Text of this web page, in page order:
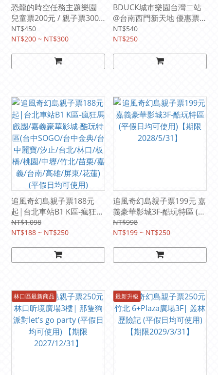
恐龍的時空任務主題樂園
兒童票200元 / 親子票300
元 (2026/6/12 ～ 8/30 新北
裕隆城|誠品生活新店3樓
NT$450
NT$200 ~ NT$300
BDUCK城市樂園台灣二站
@台南西門新天地 優惠票
250元 (即日起 ～
2026/9/13台南新光三越西
NT$540
NT$250
追風奇幻島親子票188元
起|台北車站B1 K區-瘋狂馬
戲團/嘉義豪華影城-酷玩特
區(台中SOGO/台中金典/台
橋/桃園/中壢/竹北/苗栗/嘉
義/台南/高雄/屏東/花蓮)
NT$1,098
NT$188 ~ NT$250
追風奇幻島親子票199元 嘉
義豪華影城3F-酷玩特區 (平
假日均可使用)【期限
2028/5/31】
NT$998
NT$199 ~ NT$250
林口區最新商品 最新升級